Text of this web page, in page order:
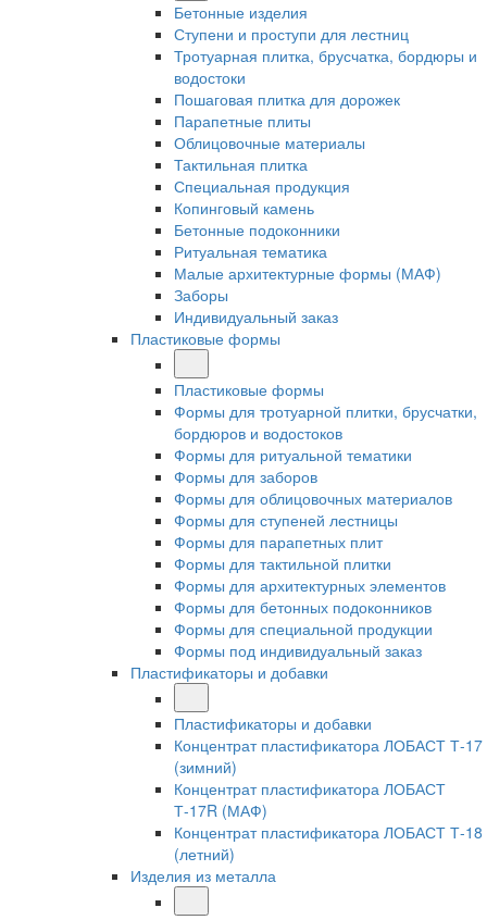
Бетонные изделия
Ступени и проступи для лестниц
Тротуарная плитка, брусчатка, бордюры и
водостоки
Пошаговая плитка для дорожек
Парапетные плиты
Облицовочные материалы
Тактильная плитка
Специальная продукция
Копинговый камень
Бетонные подоконники
Ритуальная тематика
Малые архитектурные формы (МАФ)
Заборы
Индивидуальный заказ
Пластиковые формы
Пластиковые формы
Формы для тротуарной плитки, брусчатки,
бордюров и водостоков
Формы для ритуальной тематики
Формы для заборов
Формы для облицовочных материалов
Формы для ступеней лестницы
Формы для парапетных плит
Формы для тактильной плитки
Формы для архитектурных элементов
Формы для бетонных подоконников
Формы для специальной продукции
Формы под индивидуальный заказ
Пластификаторы и добавки
Пластификаторы и добавки
Концентрат пластификатора ЛОБАСТ Т-17
(зимний)
Концентрат пластификатора ЛОБАСТ
Т-17R (МАФ)
Концентрат пластификатора ЛОБАСТ Т-18
(летний)
Изделия из металла